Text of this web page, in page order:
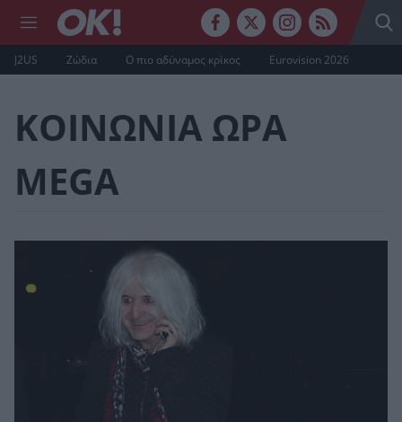
J2US Ζώδια Ο πιο αδύναμος κρίκος Eurovision 2026
ΚΟΙΝΩΝΙΑ ΩΡΑ
ΜEGA